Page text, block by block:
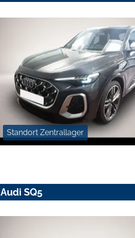
Standort Zentrallager
Audi SQ5